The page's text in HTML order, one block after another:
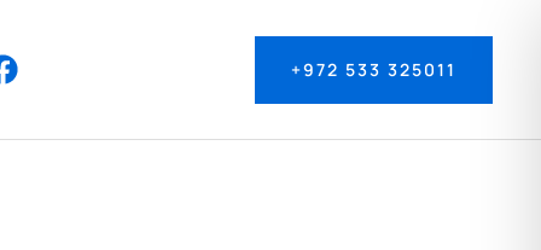
+972 533 325011